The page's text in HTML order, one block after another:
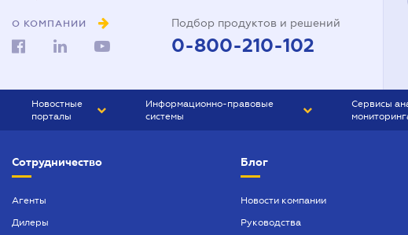
О КОМПАНИИ Подбор продуктов и решений
0-800-210-102
Новостные
порталы
БИЗНЕС
Информационно-правовые
системы
БУХГАЛТЕР ПРОФ
Сервисы
Сотрудничество
Агенты
Дилеры
Блог
Новости компании
Руководства